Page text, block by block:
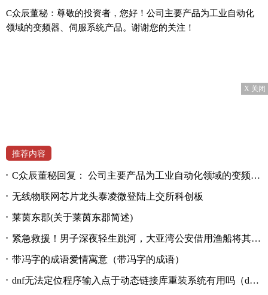
C众辰董秘：尊敬的投资者，您好！公司主要产品为工业自动化
领域的变频器、伺服系统产品。谢谢您的关注！
X 关闭
推荐内容
C众辰董秘回复： 公司主要产品为工业自动化领域的变频器、伺服系统产品
无线物联网芯片龙头泰凌微登陆上交所科创板
莱茵东郡(关于莱茵东郡简述)
紧急救援！男子深夜轻生跳河，大亚湾公安借用渔船将其救回
带冯字的成语爱情寓意（带冯字的成语）
dnf无法定位程序输入点于动态链接库重装系统有用吗（dnf无法定位程序输入点于动态链接库）